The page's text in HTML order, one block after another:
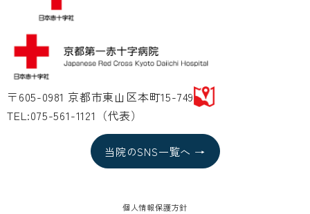
〒605-0981 京都市東山区本町15-749
TEL:075-561-1121（代表）
当院のSNS一覧へ →
個人情報保護方針